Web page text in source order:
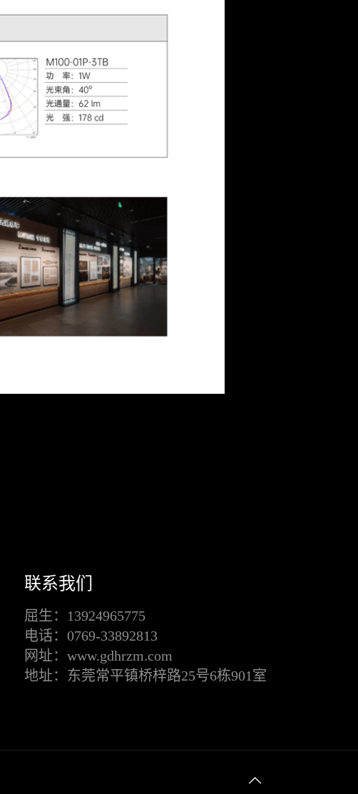
联系我们
屈生：13924965775
电话：0769-33892813
网址：www.gdhrzm.com
地址：东莞常平镇桥梓路25号6栋901室